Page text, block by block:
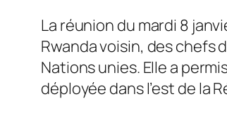
La réunion du mardi 8
Rwanda voisin, des chefs
Nations unies. Elle a
déployée dans l’est de la